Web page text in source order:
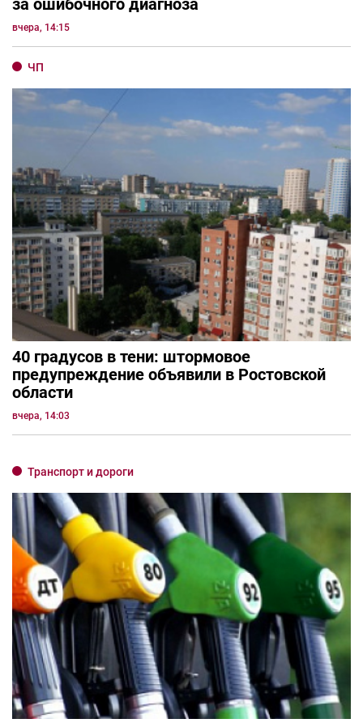
за ошибочного диагноза
вчера, 14:15
ЧП
40 градусов в тени: штормовое
предупреждение объявили в Ростовской
области
вчера, 14:03
Транспорт и дороги